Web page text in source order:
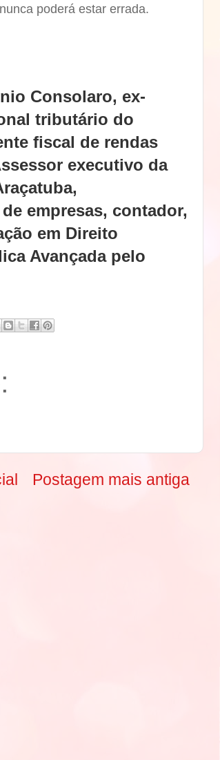
poderá estar errada.
Consolaro, ex-
tributário do
fiscal de rendas
executivo da
empresas, contador,
em Direito
Avançada pelo
Postagem mais antiga